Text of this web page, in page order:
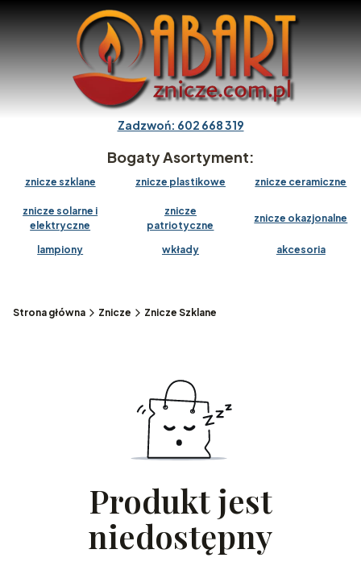
Zadzwoń: 602 668 319
Bogaty Asortyment:
znicze szklane znicze plastikowe znicze ceramiczne
znicze solarne i
elektryczne
znicze
patriotyczne
znicze okazjonalne
lampiony wkłady akcesoria
Strona główna Znicze Znicze Szklane
Produkt jest
niedostępny